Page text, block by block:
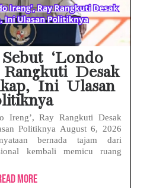
Eks Jampidsus Febrie Adriansyah Tersangka Korupsi Asabri Tapi Masih Terima Gaji: Mengapa Begitu?
‘Londo
Desak
Ini Ulasan
Ireng’, Ray Rangkuti Desak
Politiknya August 6, 2026
bernada tajam dari
kembali memicu ruang
More